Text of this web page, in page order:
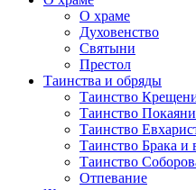
О храме
Духовенство
Святыни
Престол
Таинства и обряды
Таинство
Таинство
Таинство
Таинство Брака и
Таинство
Отпевание